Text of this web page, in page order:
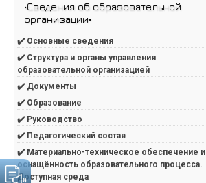
•Сведения об образовательной
организации•
✔️ Основные сведения
✔️ Структура и органы управления
образовательной организацией
✔️ Документы
✔️ Образование
✔️ Руководство
✔️ Педагогический состав
✔️ Материально-техническое обеспечение и
оснащённость образовательного процесса.
Доступная среда